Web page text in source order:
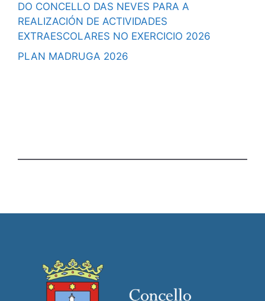
DO CONCELLO DAS NEVES PARA A
REALIZACIÓN DE ACTIVIDADES
EXTRAESCOLARES NO EXERCICIO 2026
PLAN MADRUGA 2026